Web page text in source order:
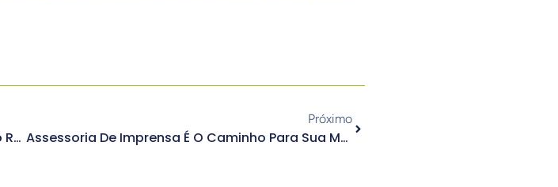
Descubra Como As Empresas Podem Inovar No Relacionamento Com O Cliente
Próximo
Assessoria De Imprensa É O Caminho Para Sua Marca Ser Reconhecida E Crescer Em 2025